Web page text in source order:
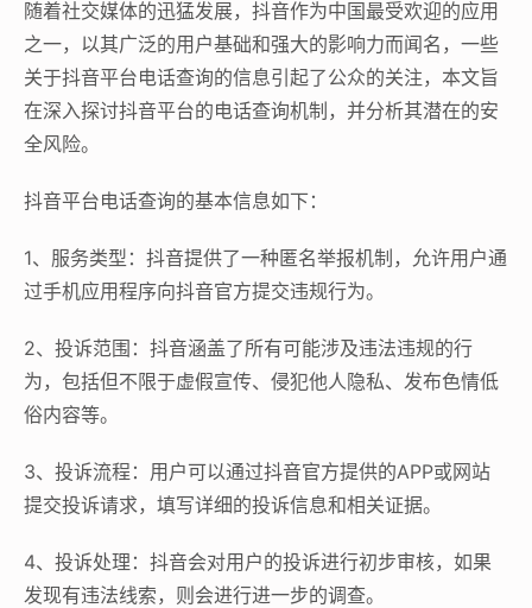
随着社交媒体的迅猛发展，抖音作为中国最受欢迎的应用
之一，以其广泛的用户基础和强大的影响力而闻名，一些
关于抖音平台电话查询的信息引起了公众的关注，本文旨
在深入探讨抖音平台的电话查询机制，并分析其潜在的安
全风险。
抖音平台电话查询的基本信息如下：
1、服务类型：抖音提供了一种匿名举报机制，允许用户通
过手机应用程序向抖音官方提交违规行为。
2、投诉范围：抖音涵盖了所有可能涉及违法违规的行
为，包括但不限于虚假宣传、侵犯他人隐私、发布色情低
俗内容等。
3、投诉流程：用户可以通过抖音官方提供的APP或网站
提交投诉请求，填写详细的投诉信息和相关证据。
4、投诉处理：抖音会对用户的投诉进行初步审核，如果
发现有违法线索，则会进行进一步的调查。